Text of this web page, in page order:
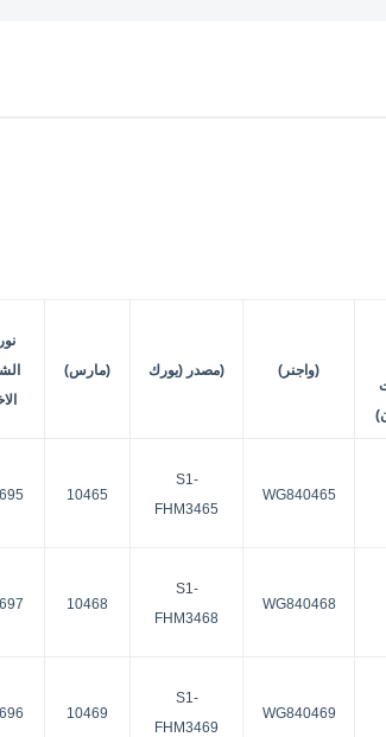
(واجنر) (مصدر (يورك (مارس)
WG840465
S1-
FHM3465
10465
WG840468
S1-
FHM3468
10468
WG840469
S1-
FHM3469
10469